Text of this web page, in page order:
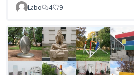
Labo
4 9